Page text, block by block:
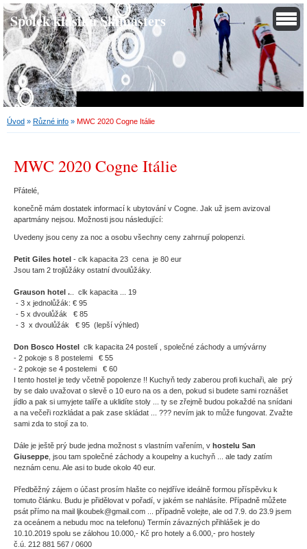
Spolek klasiků Skimasters
Úvod » Různé info » MWC 2020 Cogne Itálie
MWC 2020 Cogne Itálie
Přátelé,
konečně mám dostatek informací k ubytování v Cogne. Jak už jsem avizoval
apartmány nejsou. Možnosti jsou následující:
Uvedeny jsou ceny za noc a osobu všechny ceny zahrnují polopenzi.
Petit Giles hotel - clk kapacita 23 cena je 80 eur
Jsou tam 2 trojlůžáky ostatní dvoulůžáky.
Grauson hotel . .. clk kapacita ... 19
- 3 x jednolůžák: € 95
- 5 x dvoulůžák € 85
- 3 x dvoulůžák € 95 (lepší výhled)
Don Bosco Hostel clk kapacita 24 postelí , společné záchody a umývárny
- 2 pokoje s 8 postelemi € 55
- 2 pokoje se 4 postelemi € 60
I tento hostel je tedy včetně popolenze !! Kuchyň tedy zaberou profi kuchaři, ale prý
by se dalo uvažovat o slevě o 10 euro na os a den, pokud si budete sami roznášet
jídlo a pak si umyjete talíře a uklidíte stoly ... ty se zřejmě budou pokaždé na snídani
a na večeři rozkládat a pak zase skládat ... ??? nevím jak to může fungovat. Zvažte
sami zda to stojí za to.
Dále je ještě prý bude jedna možnost s vlastním vařením, v hostelu San
Giuseppe , jsou tam společné záchody a koupelny a kuchyň ... ale tady zatím
neznám cenu. Ale asi to bude okolo 40 eur.
Předběžný zájem o účast prosím hlašte co nejdříve ideálně formou příspěvku k
tomuto článku. Budu je přidělovat v pořadí, v jakém se nahlásíte. Případně můžete
psát přímo na mail ljkoubek@gmail.com ... případně volejte, ale od 7.9. do 23.9 jsem
za oceánem a nebudu moc na telefonu) Termín závazných přihlášek je do
10.10.2019 spolu se zálohou 10.000,- Kč pro hotely a 6.000,- pro hostely
č.ú. 212 881 567 / 0600